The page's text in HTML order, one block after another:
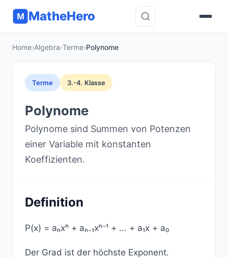
M MatheHero
Home›Algebra›Terme›Polynome
Terme 3.-4. Klasse
Polynome
Polynome sind Summen von Potenzen
einer Variable mit konstanten
Koeffizienten.
Definition
P(x) = aₙxⁿ + aₙ₋₁xⁿ⁻¹ + ... + a₁x + a₀
Der Grad ist der höchste Exponent.